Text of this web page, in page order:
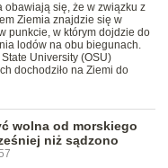
obawiają się, że w związku z
Ziemia znajdzie się w
punkcie, w którym dojdzie do
lodów na obu biegunach.
University (OSU)
dochodziło na Ziemi do
wolna od morskiego
niż sądzono